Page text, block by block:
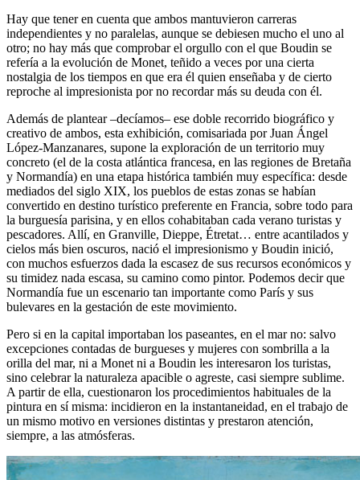
Hay que tener en cuenta que ambos mantuvieron carreras
independientes y no paralelas, aunque se debiesen mucho el uno al
otro; no hay más que comprobar el orgullo con el que Boudin se
refería a la evolución de Monet, teñido a veces por una cierta
nostalgia de los tiempos en que era él quien enseñaba y de cierto
reproche al impresionista por no recordar más su deuda con él.
Además de plantear –decíamos– ese doble recorrido biográfico y
creativo de ambos, esta exhibición, comisariada por Juan Ángel
López-Manzanares, supone la exploración de un territorio muy
concreto (el de la costa atlántica francesa, en las regiones de Bretaña
y Normandía) en una etapa histórica también muy específica: desde
mediados del siglo XIX, los pueblos de estas zonas se habían
convertido en destino turístico preferente en Francia, sobre todo para
la burguesía parisina, y en ellos cohabitaban cada verano turistas y
pescadores. Allí, en Granville, Dieppe, Étretat… entre acantilados y
cielos más bien oscuros, nació el impresionismo y Boudin inició,
con muchos esfuerzos dada la escasez de sus recursos económicos y
su timidez nada escasa, su camino como pintor. Podemos decir que
Normandía fue un escenario tan importante como París y sus
bulevares en la gestación de este movimiento.
Pero si en la capital importaban los paseantes, en el mar no: salvo
excepciones contadas de burgueses y mujeres con sombrilla a la
orilla del mar, ni a Monet ni a Boudin les interesaron los turistas,
sino celebrar la naturaleza apacible o agreste, casi siempre sublime.
A partir de ella, cuestionaron los procedimientos habituales de la
pintura en sí misma: incidieron en la instantaneidad, en el trabajo de
un mismo motivo en versiones distintas y prestaron atención,
siempre, a las atmósferas.